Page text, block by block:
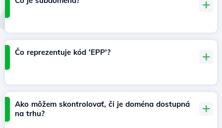
Čo reprezentuje kód 'EPP'?
Ako môžem skontrolovať, či je doména dostupná
na trhu?